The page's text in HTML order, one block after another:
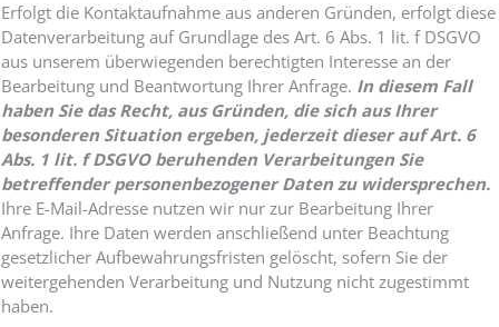
Erfolgt die Kontaktaufnahme aus anderen Gründen, erfolgt diese
Datenverarbeitung auf Grundlage des Art. 6 Abs. 1 lit. f DSGVO
aus unserem überwiegenden berechtigten Interesse an der
Bearbeitung und Beantwortung Ihrer Anfrage. In diesem Fall
haben Sie das Recht, aus Gründen, die sich aus Ihrer
besonderen Situation ergeben, jederzeit dieser auf Art. 6
Abs. 1 lit. f DSGVO beruhenden Verarbeitungen Sie
betreffender personenbezogener Daten zu widersprechen.
Ihre E-Mail-Adresse nutzen wir nur zur Bearbeitung Ihrer
Anfrage. Ihre Daten werden anschließend unter Beachtung
gesetzlicher Aufbewahrungsfristen gelöscht, sofern Sie der
weitergehenden Verarbeitung und Nutzung nicht zugestimmt
haben.